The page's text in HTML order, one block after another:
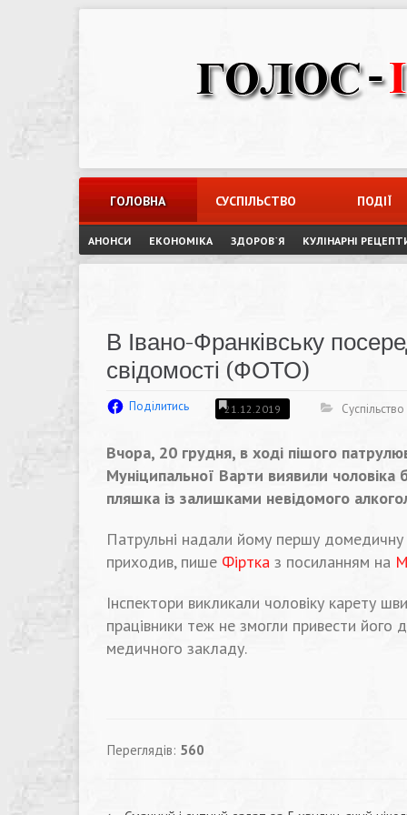
ГОЛОВНА СУСПІЛЬСТВО ПОДІЇ
АНОНСИ ЕКОНОМІКА ЗДОРОВ`Я КУЛІНАРНІ
В Івано-Франківську
свідомості (ФОТО)
Поділитись 21.12.2019 Суспільство
Вчора, 20 грудня, в ході пішого
Муніципальної Варти виявили чоловіка
пляшка із залишками невідомого
Патрульні надали йому першу
приходив, пише Фіртка з посиланням на
Інспектори викликали чоловіку карету
працівники теж не змогли привести його
медичного закладу.
Переглядів: 560